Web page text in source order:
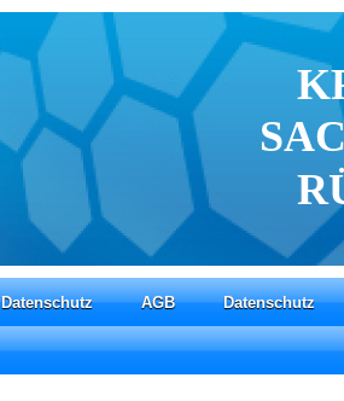
Datenschutz AGB Datenschutz